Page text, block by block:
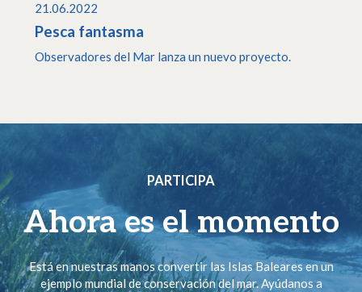
21.06.2022
Pesca fantasma
Observadores del Mar lanza un nuevo proyecto.
PARTICIPA
Ahora es el momento
Está en nuestras manos convertir las Islas Baleares en un
ejemplo mundial de conservación del mar. Ayúdanos a